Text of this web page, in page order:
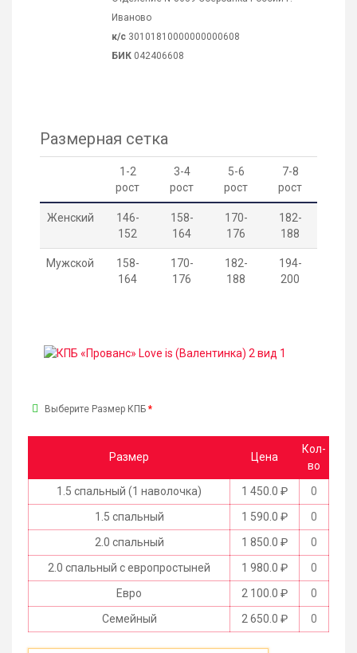
Иваново
к/с 30101810000000000608
БИК 042406608
Размерная сетка
1-2
рост
3-4
рост
5-6
рост
7-8
рост
Женский
146-
152
158-
164
170-
176
182-
188
Мужской
158-
164
170-
176
182-
188
194-
200
Выберите Размер КПБ
Размер Цена
Кол-
во
1.5 спальный (1 наволочка)
1 450.0 ₽
1.5 спальный
1 590.0 ₽
2.0 спальный
1 850.0 ₽
2.0 спальный с европростыней
1 980.0 ₽
Евро
2 100.0 ₽
Семейный
2 650.0 ₽